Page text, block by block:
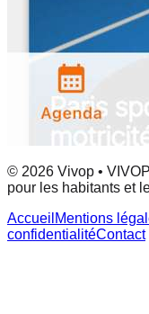
© 2026 Vivop •
pour les habitants et
Accueil Mentions
confidentialitéContact